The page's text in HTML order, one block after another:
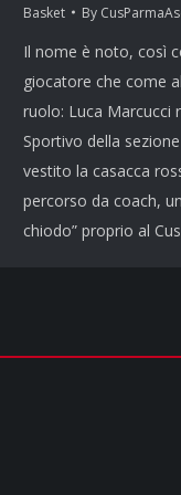
Basket By
Il nome è noto, così
giocatore che come
ruolo: Luca Marcucci
Sportivo della
vestito la casacca
percorso da coach,
chiodo” proprio al